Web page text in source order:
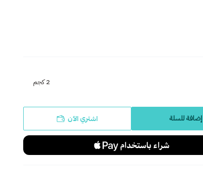
2 كجم
إضافة للسلة اشتري الآن